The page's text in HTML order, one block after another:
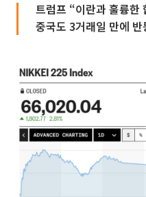
트럼프 “이란과 훌륭한
중국도 3거래일 만에